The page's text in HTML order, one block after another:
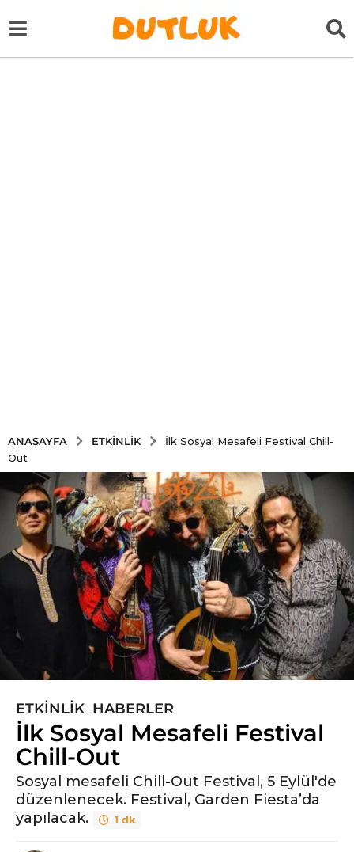
ANASAYFA ETKINLIK
İlk Sosyal Mesafeli Festival Chill-
Out
6
y
l
ö
n
c
ETKINLIK ,HABERLER
İlk Sosyal Mesafeli Festival
Chill-Out
Sosyal mesafeli Chill-Out Festival, 5 Eylül'de
düzenlenecek. Festival, Garden Fiesta’da
yapılacak.
1 dk